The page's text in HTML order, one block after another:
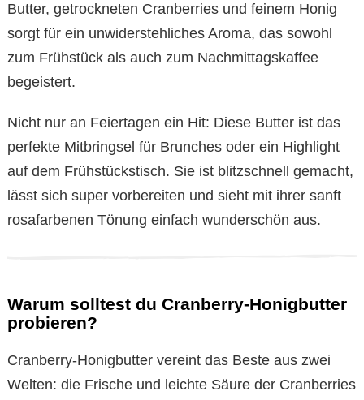
Butter, getrockneten Cranberries und feinem Honig
sorgt für ein unwiderstehliches Aroma, das sowohl
zum Frühstück als auch zum Nachmittagskaffee
begeistert.
Nicht nur an Feiertagen ein Hit: Diese Butter ist das
perfekte Mitbringsel für Brunches oder ein Highlight
auf dem Frühstückstisch. Sie ist blitzschnell gemacht,
lässt sich super vorbereiten und sieht mit ihrer sanft
rosafarbenen Tönung einfach wunderschön aus.
Warum solltest du Cranberry-Honigbutter
probieren?
Cranberry-Honigbutter vereint das Beste aus zwei
Welten: die Frische und leichte Säure der Cranberries